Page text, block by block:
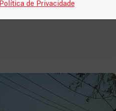
Política de Privacidade